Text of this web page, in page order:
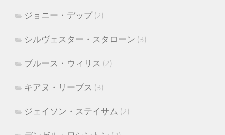
ジョニー・デップ(2)
シルヴェスター・スタローン (3)
ブルース・ウィリス (2)
キアヌ・リーブス (3)
ジェイソン・ステイサム (2)